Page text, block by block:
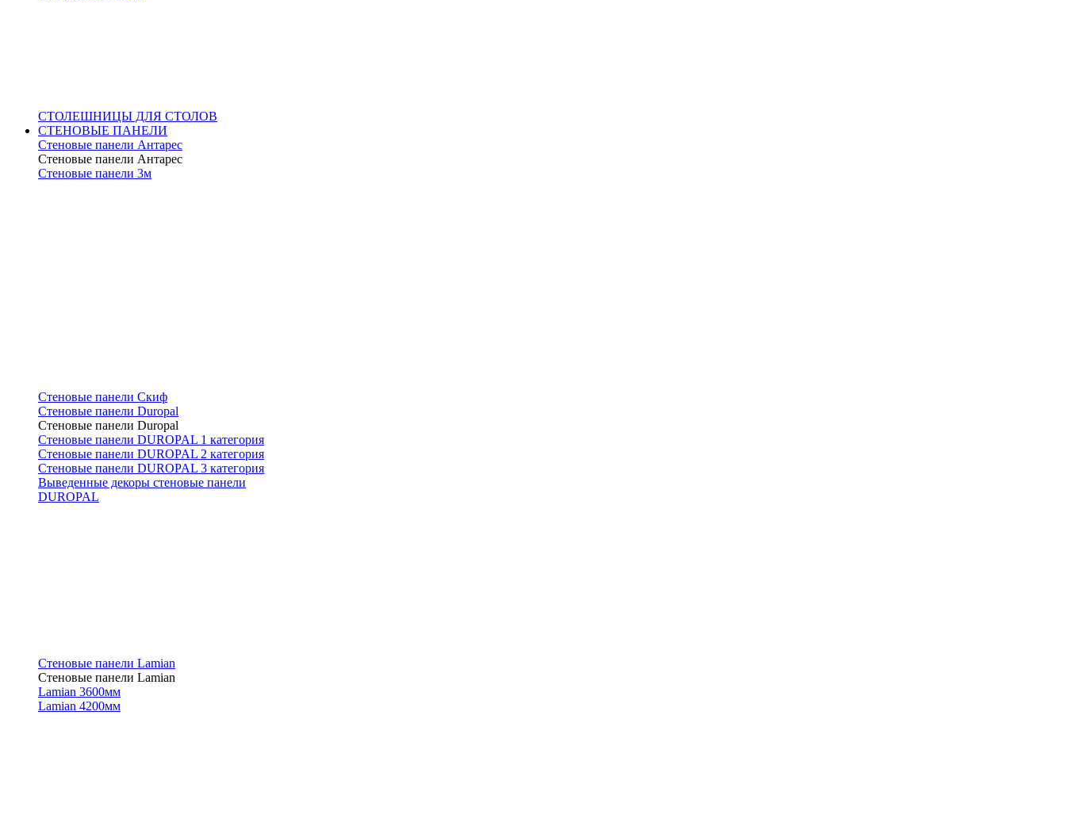
СТОЛЕШНИЦЫ ДЛЯ СТОЛОВ
СТЕНОВЫЕ ПАНЕЛИ
Стеновые панели Антарес
Стеновые панели Антарес
Стеновые панели 3м
Стеновые панели Скиф
Стеновые панели Duropal
Стеновые панели Duropal
Стеновые панели DUROPAL 1 категория
Стеновые панели DUROPAL 2 категория
Стеновые панели DUROPAL 3 категория
Выведенные декоры стеновые панели
DUROPAL
Стеновые панели Lamian
Стеновые панели Lamian
Lamian 3600мм
Lamian 4200мм